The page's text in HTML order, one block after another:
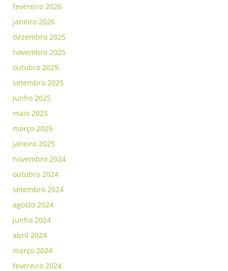
fevereiro 2026
janeiro 2026
dezembro 2025
novembro 2025
outubro 2025
setembro 2025
junho 2025
maio 2025
março 2025
janeiro 2025
novembro 2024
outubro 2024
setembro 2024
agosto 2024
junho 2024
abril 2024
março 2024
fevereiro 2024